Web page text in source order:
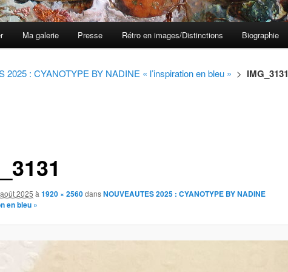
Ma galerie Presse Rétro en images/Distinctions Biographie
2025 : CYANOTYPE BY NADINE « l’inspiration en bleu » > IMG_3131
2025 à 1920 × 2560dansNOUVEAUTES 2025 : CYANOTYPE BY NADINE
en bleu »